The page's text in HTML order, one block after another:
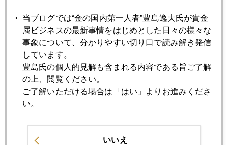
2020年08月21日
金市場、潮目の変化の兆し
2020年08月20日
金、再暴落
金価格は「日銀の通信簿」
当ブログでは“金の国内第一人者”豊島逸夫氏が貴金
属ビジネスの最新事情をはじめとした日々の様々な
事象について、分かりやすい切り口で読み解き発信
しています。
豊島氏の個人的見解も含まれる内容である旨ご了解
の上、閲覧ください。
ご了解いただける場合は「はい」よりお進みくださ
い。
いいえ